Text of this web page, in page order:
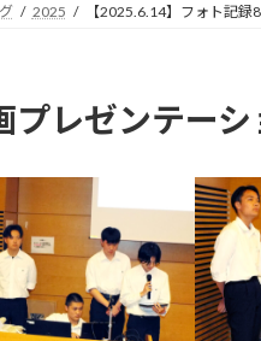
2025 【2025.6.14】フォト記録
プレゼンテーシ